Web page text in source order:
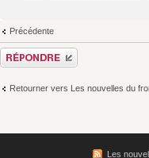
Précédente
Répondre
Retourner vers Les nouvelles du
Les